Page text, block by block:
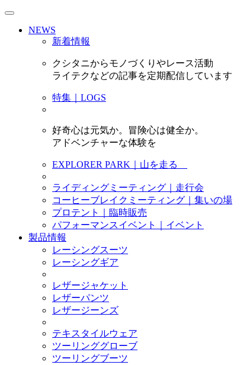
NEWS
新着情報
クシタニからモノづくりやレース活動
ライテクなどの記事を定期配信しています
特集｜LOGS
好奇心は元気か。冒険心は健全か。
アドベンチャーな体験を
EXPLORER PARK｜山を走る
ライディングミーティング｜走行会
コーヒーブレイクミーティング｜集いの場
プロテント｜臨時販売
パフォーマンスイベント｜イベント
製品情報
レーシングスーツ
レーシングギア
レザージャケット
レザーパンツ
レザージーンズ
テキスタイルウェア
ツーリンググローブ
ツーリングブーツ